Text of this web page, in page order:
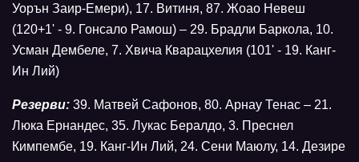
Уорън Заир-Емери), 17. Витиня, 87. Жоао Невеш
(120+1' - 9. Гонсало Рамош) – 29. Брадли Баркола, 10.
Усман Дембеле, 7. Хвича Кварацхелия (101' - 19. Канг-
Ин Лий)
Резерви: 39. Матвей Сафонов, 80. Арнау Тенас – 21.
Люка Ернандес, 35. Лукас Бералдо, 3. Преснел
Кимпембе, 19. Канг-Ин Лий, 24. Сени Маюлу, 14. Дезире